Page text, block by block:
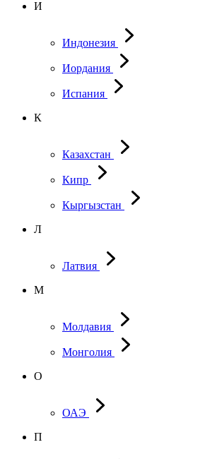
И
Индонезия
Иордания
Испания
К
Казахстан
Кипр
Кыргызстан
Л
Латвия
М
Молдавия
Монголия
О
ОАЭ
П